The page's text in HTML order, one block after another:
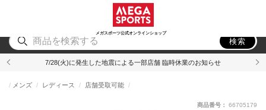
メガスポーツ公式オンラインショップ
アウトドア
検索
7/28(火)に発生した地震による一部店舗 臨時休業のお知らせ
メンズ レディース 店舗受取可能
商品番号： 66705179